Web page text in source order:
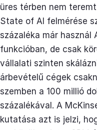
üres térben nem
State of AI felmérése
százaléka már használ
funkcióban, de csak
vállalati szinten
árbevételű cégek
szemben a 100 millió
százalékával. A
kutatása azt is jelzi,